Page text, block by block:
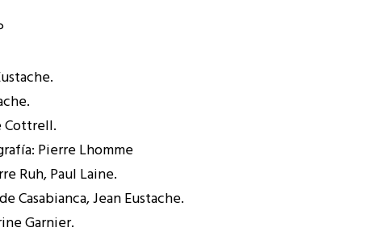
Cottrell.
Pierre Lhomme
Ruh, Paul Laine.
Casabianca, Jean Eustache.
Garnier.